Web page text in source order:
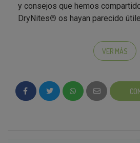
y consejos que hemos
DryNites® os hayan parecido
embajadores y los colaboradores
llegar vuestras opiniones.¡El
los niños y niñas que mojan la
satisfacción es muy alto y habéis
absorción, su suavidad y
VER MÁS